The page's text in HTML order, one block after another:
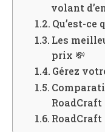
volant
Qu’est-ce
Les
prix 💸
Gérez
RoadCraft